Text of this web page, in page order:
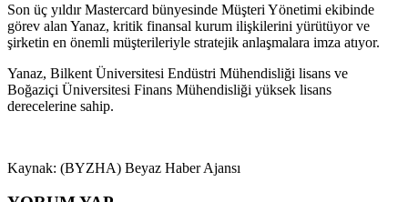
Son üç yıldır Mastercard bünyesinde Müşteri Yönetimi ekibinde
görev alan Yanaz, kritik finansal kurum ilişkilerini yürütüyor ve
şirketin en önemli müşterileriyle stratejik anlaşmalara imza atıyor.
Yanaz, Bilkent Üniversitesi Endüstri Mühendisliği lisans ve
Boğaziçi Üniversitesi Finans Mühendisliği yüksek lisans
derecelerine sahip.
Kaynak: (BYZHA) Beyaz Haber Ajansı